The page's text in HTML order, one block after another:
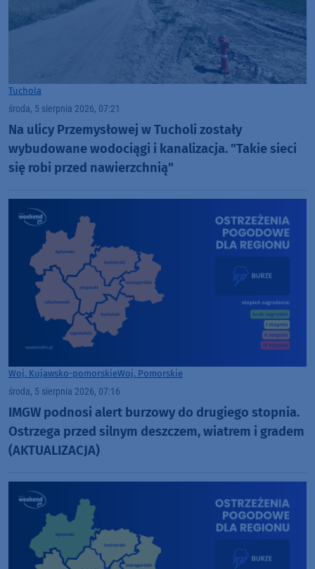
Tuchola
środa, 5 sierpnia 2026, 07:21
Na ulicy Przemysłowej w Tucholi zostały
wybudowane wodociągi i kanalizacja. "Takie sieci
się robi przed nawierzchnią"
Woj. Kujawsko-pomorskieWoj. Pomorskie
środa, 5 sierpnia 2026, 07:16
IMGW podnosi alert burzowy do drugiego stopnia.
Ostrzega przed silnym deszczem, wiatrem i gradem
(AKTUALIZACJA)